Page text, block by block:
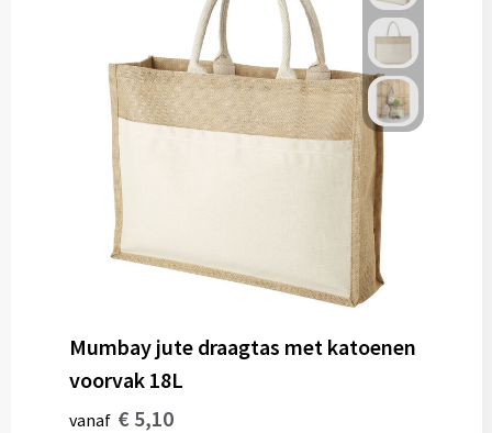
Mumbay jute draagtas met katoenen
voorvak 18L
vanaf € 5,10